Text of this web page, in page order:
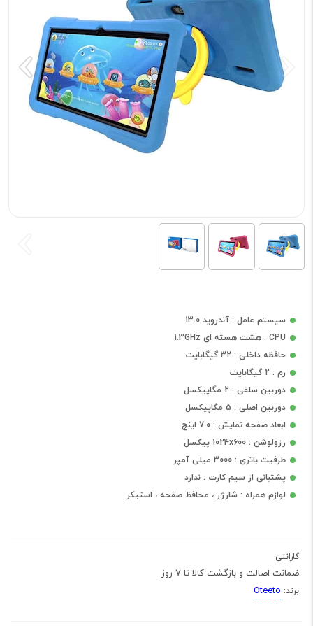
سیستم عامل : آندروید 13.0
CPU : هشت هسته ای 1.3GHz
حافظه داخلی : 32 گیگابایت
رم : 2 گیگابایت
دوربین سلفی : 2 مگاپیکسل
دوربین اصلی : 5 مگاپیکسل
ابعاد صفحه نمایش : 7.0 اینچ
رزولوشن : 1024x600 پیکسل
ظرفیت باتری : 3000 میلی آمپر
پشتبانی از سیم کارت : ندارد
لوازم همراه : شارژر ، محافظ صفحه ، استیکر
گارانتی
ضمانت اصالت و بازگشت کالا تا 7 روز
برند: Oteeto